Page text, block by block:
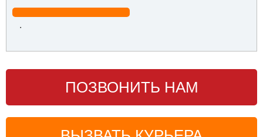
.
ПОЗВОНИТЬ НАМ